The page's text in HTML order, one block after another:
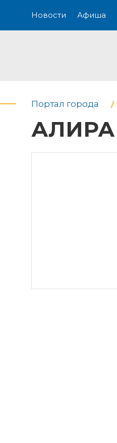
Новости Афиша
Портал города
АЛИРА